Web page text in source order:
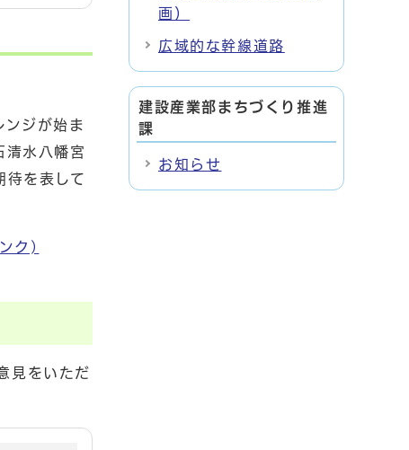
ンジが始ま
清水八幡宮
待を表して
ク)
見をいただ
画）
広域的な幹線道路
建設産業部まちづくり推進
課
お知らせ